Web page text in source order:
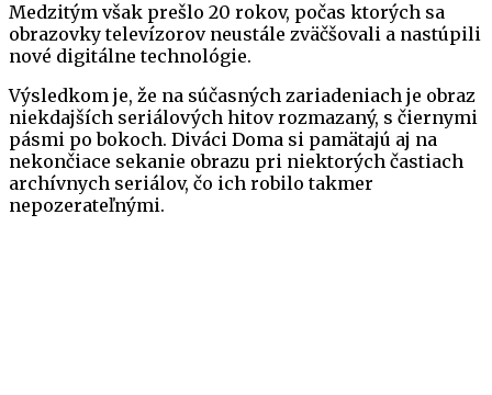
Medzitým však prešlo 20 rokov, počas ktorých sa
obrazovky televízorov neustále zväčšovali a nastúpili
nové digitálne technológie.
Výsledkom je, že na súčasných zariadeniach je obraz
niekdajších seriálových hitov rozmazaný, s čiernymi
pásmi po bokoch. Diváci Doma si pamätajú aj na
nekončiace sekanie obrazu pri niektorých častiach
archívnych seriálov, čo ich robilo takmer
nepozerateľnými.